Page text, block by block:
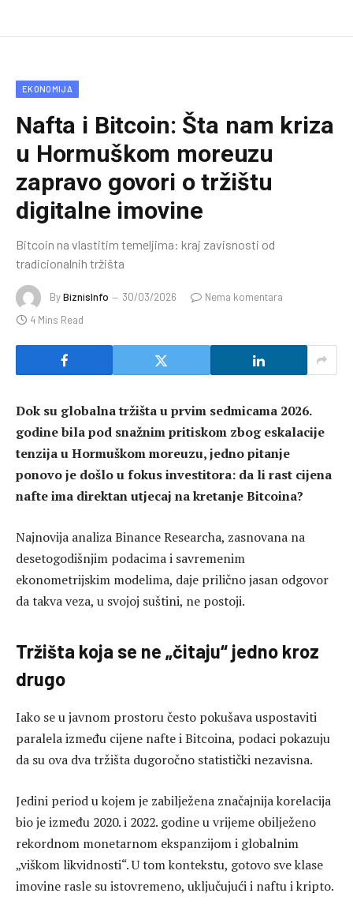
EKONOMIJA
Nafta i Bitcoin: Šta nam kriza
u Hormuškom moreuzu
zapravo govori o tržištu
digitalne imovine
Bitcoin na vlastitim temeljima: kraj zavisnosti od
tradicionalnih tržišta
ByBiznisInfo 30/03/2026
Nema komentara
4 Mins Read
Dok su globalna tržišta u prvim sedmicama 2026.
godine bila pod snažnim pritiskom zbog eskalacije
tenzija u Hormuškom moreuzu, jedno pitanje
ponovo je došlo u fokus investitora: da li rast cijena
nafte ima direktan utjecaj na kretanje Bitcoina?
Najnovija analiza Binance Researcha, zasnovana na
desetogodišnjim podacima i savremenim
ekonometrijskim modelima, daje prilično jasan odgovor
da takva veza, u svojoj suštini, ne postoji.
Tržišta koja se ne „čitaju“ jedno kroz
drugo
Iako se u javnom prostoru često pokušava uspostaviti
paralela između cijene nafte i Bitcoina, podaci pokazuju
da su ova dva tržišta dugoročno statistički nezavisna.
Jedini period u kojem je zabilježena značajnija korelacija
bio je između 2020. i 2022. godine u vrijeme obilježeno
rekordnom monetarnom ekspanzijom i globalnim
„viškom likvidnosti“. U tom kontekstu, gotovo sve klase
imovine rasle su istovremeno, uključujući i naftu i kripto.